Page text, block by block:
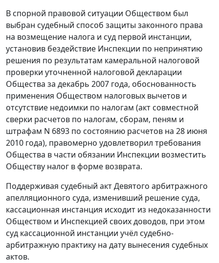
В спорной правовой ситуации Обществом был
выбран судебный способ защиты законного права
на возмещение налога и суд первой инстанции,
установив бездействие Инспекции по непринятию
решения по результатам камеральной налоговой
проверки уточненной налоговой декларации
Общества за декабрь 2007 года, обоснованность
применения Обществом налоговых вычетов и
отсутствие недоимки по налогам (акт совместной
сверки расчетов по налогам, сборам, пеням и
штрафам N 6893 по состоянию расчетов на 28 июня
2010 года), правомерно удовлетворил требования
Общества в части обязании Инспекции возместить
Обществу налог в форме возврата.
Поддерживая судебный акт Девятого арбитражного
апелляционного суда, изменивший решение суда,
кассационная инстанция исходит из недоказанности
Обществом и Инспекцией своих доводов, при этом
суд кассационной инстанции учёл судебно-
арбитражную практику на дату вынесения судебных
актов.